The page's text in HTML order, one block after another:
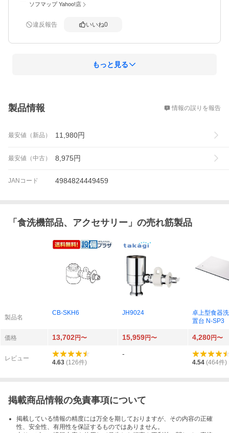
ソフマップ Yahoo!店
違反報告 いいね0
もっと見る
製品情報 情報の誤りを報告
最安値（新品） 11,980円
最安値（中古） 8,975円
JANコード 4984824449459
「 食洗機部品、アクセサリー 」の売れ筋製品
製品名
CB-SKH6 JH9024
卓上型食器
置台 N-SP3
価格 13,702円〜 15,959円〜 4,280円〜
レビュー
4.63 (126件)
-
4.54 (464件)
掲載商品情報の免責事項について
掲載している情報の精度には万全を期しておりますが、その内容の正確
性、安全性、有用性を保証するものではありません。